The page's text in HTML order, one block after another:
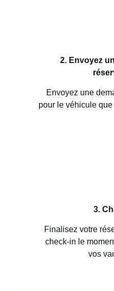
2. Envoyez
Envoyez une
pour le véhicule
3.
Finalisez votre
check-in le
vos